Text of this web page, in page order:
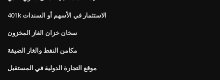
401k الاستثمار في الأسهم أو السندات
سخان خزان الغاز المخزون
مكامن النفط والغاز الضيقة
موقع التجارة الدولية في المستقبل